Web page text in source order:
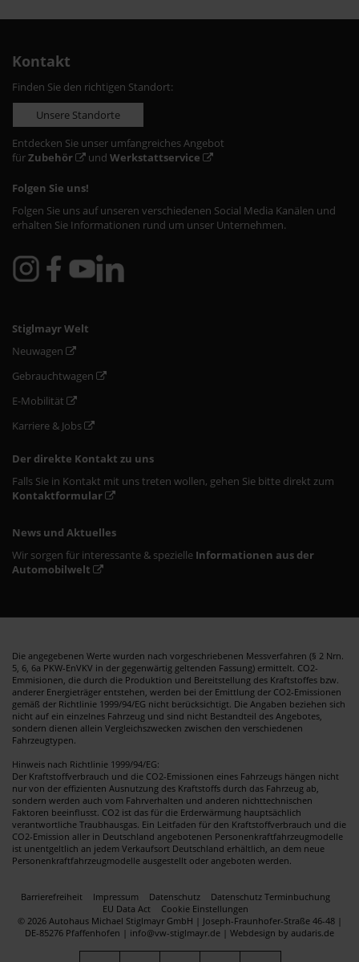
Kontakt
Finden Sie den richtigen Standort:
Unsere Standorte
Entdecken Sie unser umfangreiches Angebot
fürZubehör und Werkstattservice
Folgen Sie uns!
Folgen Sie uns auf unseren verschiedenen Social Media Kanälen und
erhalten Sie Informationen rund um unser Unternehmen.
Stiglmayr Welt
Neuwagen
Gebrauchtwagen
E-Mobilität
Karriere & Jobs
Der direkte Kontakt zu uns
Falls Sie in Kontakt mit uns treten wollen, gehen Sie bitte direkt zum
Kontaktformular
News und Aktuelles
Wir sorgen für interessante & spezielle Informationen aus der
Automobilwelt
Die angegebenen Werte wurden nach vorgeschriebenen Messverfahren (§ 2 Nrn.
5, 6, 6a PKW-EnVKV in der gegenwärtig geltenden Fassung) ermittelt. CO2-
Emmisionen, die durch die Produktion und Bereitstellung des Kraftstoffes bzw.
anderer Energieträger entstehen, werden bei der Emittlung der CO2-Emissionen
gemäß der Richtlinie 1999/94/EG nicht berücksichtigt. Die Angaben beziehen sich
nicht auf ein einzelnes Fahrzeug und sind nicht Bestandteil des Angebotes,
sondern dienen allein Vergleichszwecken zwischen den verschiedenen
Fahrzeugtypen.
Hinweis nach Richtlinie 1999/94/EG:
Der Kraftstoffverbrauch und die CO2-Emissionen eines Fahrzeugs hängen nicht
nur von der effizienten Ausnutzung des Kraftstoffs durch das Fahrzeug ab,
sondern werden auch vom Fahrverhalten und anderen nichttechnischen
Faktoren beeinflusst. CO2 ist das für die Erderwärmung hauptsächlich
verantwortliche Traubhausgas. Ein Leitfaden für den Kraftstoffverbrauch und die
CO2-Emission aller in Deutschland angebotenen Personenkraftfahrzeugmodelle
ist unentgeltlich an jedem Verkaufsort Deutschland erhältlich, an dem neue
Personenkraftfahrzeugmodelle ausgestellt oder angeboten werden.
Barrierefreiheit Impressum Datenschutz
Datenschutz Terminbuchung
EU Data Act
Cookie Einstellungen
© 2026 Autohaus Michael Stiglmayr GmbH | Joseph-Fraunhofer-Straße 46-48 |
DE-85276 Pfaffenhofen | info@vw-stiglmayr.de | Webdesign by audaris.de